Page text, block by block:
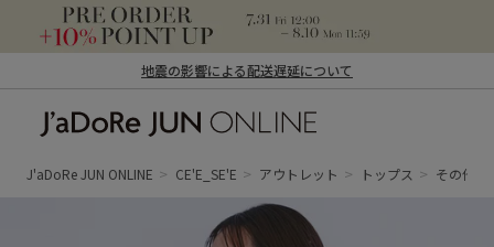
地震の影響による配送遅延について
ン オンライン）
J'aDoRe JUN ONLINE CE'E_SE'E アウトレット トップス その他